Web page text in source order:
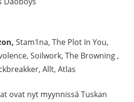
Stam1na, The Plot In You,
Soilwork, The Browning ,
Allt, Atlas
ovat nyt myynnissä Tuskan